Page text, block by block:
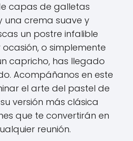
capas de galletas
una crema suave y
un postre infalible
o simplemente
capricho, has llegado
Acompáñanos en este
el arte del pastel de
versión más clásica
que te convertirán en
reunión.